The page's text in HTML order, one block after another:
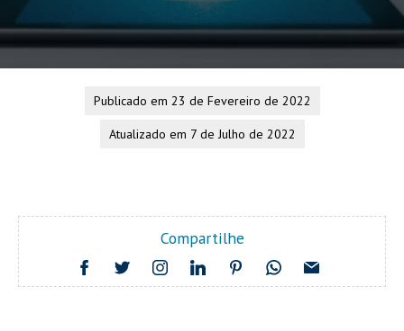
Publicado em 23 de Fevereiro de 2022
Atualizado em 7 de Julho de 2022
Compartilhe